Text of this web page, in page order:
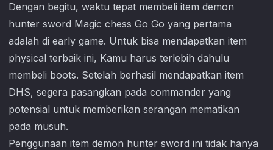
Dengan begitu, waktu tepat membeli item demon
hunter sword Magic chess Go Go yang pertama
adalah di early game. Untuk bisa mendapatkan item
physical terbaik ini, Kamu harus terlebih dahulu
membeli boots. Setelah berhasil mendapatkan item
DHS, segera pasangkan pada commander yang
potensial untuk memberikan serangan mematikan
pada musuh.
Penggunaan item demon hunter sword ini tidak hanya